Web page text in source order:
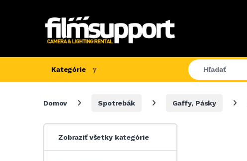
Kategórie
Domov Spotrebák Gaffy, Pásky
Zobraziť všetky kategórie